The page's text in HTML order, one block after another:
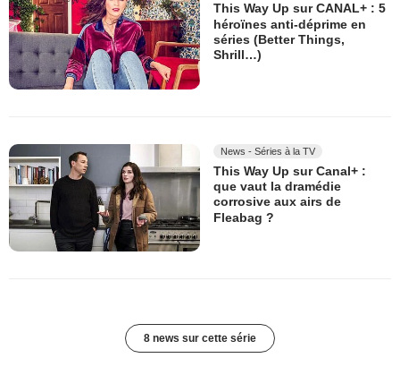
This Way Up sur CANAL+ : 5
héroïnes anti-déprime en
séries (Better Things,
Shrill…)
News - Séries à la TV
This Way Up sur Canal+ :
que vaut la dramédie
corrosive aux airs de
Fleabag ?
8 news sur cette série